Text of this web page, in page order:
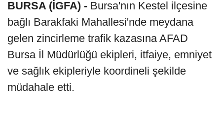
BURSA (İGFA) - Bursa'nın Kestel ilçesine
bağlı Barakfaki Mahallesi'nde meydana
gelen zincirleme trafik kazasına AFAD
Bursa İl Müdürlüğü ekipleri, itfaiye, emniyet
ve sağlık ekipleriyle koordineli şekilde
müdahale etti.